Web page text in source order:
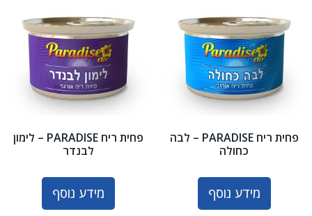
פחית ריח PARADISE – לבה
כחולה
מידע נוסף
פחית ריח PARADISE – לימון
לבנדר
מידע נוסף